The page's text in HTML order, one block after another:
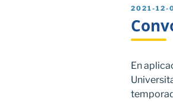
2021-12-
En